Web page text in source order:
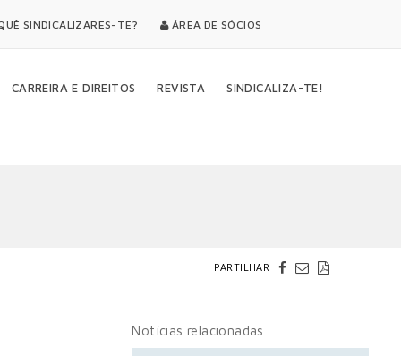
SINDICALIZARES-TE? ÁREA DE SÓCIOS
CARREIRA E DIREITOS REVISTA SINDICALIZA-TE!
PARTILHAR
Notícias relacionadas